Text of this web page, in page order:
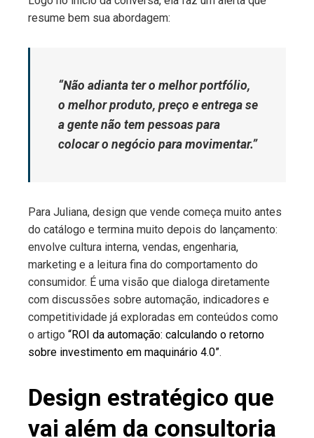
resume bem sua abordagem:
“Não adianta ter o melhor portfólio,
o melhor produto, preço e entrega se
a gente não tem pessoas para
colocar o negócio para movimentar.”
Para Juliana, design que vende começa muito antes
do catálogo e termina muito depois do lançamento:
envolve cultura interna, vendas, engenharia,
marketing e a leitura fina do comportamento do
consumidor. É uma visão que dialoga diretamente
com discussões sobre automação, indicadores e
competitividade já exploradas em conteúdos como
o artigo “ROI da automação: calculando o retorno
sobre investimento em maquinário 4.0”.
Design estratégico que
vai além da consultoria